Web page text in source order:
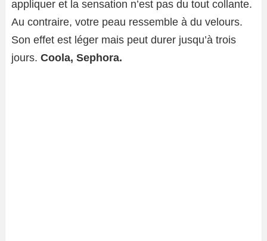
appliquer et la sensation n’est pas du tout collante.
Au contraire, votre peau ressemble à du velours.
Son effet est léger mais peut durer jusqu’à trois
jours. Coola, Sephora.